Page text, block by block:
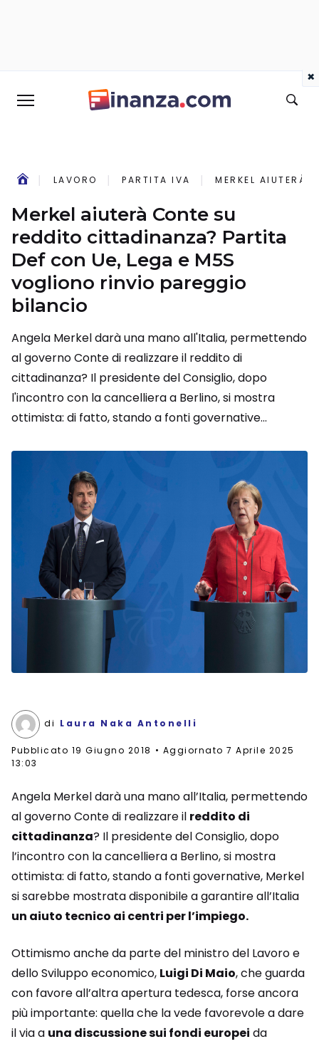
LAVORO PARTITA IVA MERKEL AIUTERÀ
Merkel aiuterà Conte su
reddito cittadinanza? Partita
Def con Ue, Lega e M5S
vogliono rinvio pareggio
bilancio
Angela Merkel darà una mano all'Italia, permettendo
al governo Conte di realizzare il reddito di
cittadinanza? Il presidente del Consiglio, dopo
l'incontro con la cancelliera a Berlino, si mostra
ottimista: di fatto, stando a fonti governative...
di Laura Naka Antonelli
Pubblicato 19 Giugno 2018
Aggiornato 7 Aprile 2025
13:03
Angela Merkel darà una mano all’Italia, permettendo
al governo Conte di realizzare il reddito di
cittadinanza? Il presidente del Consiglio, dopo
l’incontro con la cancelliera a Berlino, si mostra
ottimista: di fatto, stando a fonti governative, Merkel
si sarebbe mostrata disponibile a garantire all’Italia
un aiuto tecnico ai centri per l’impiego.
Ottimismo anche da parte del ministro del Lavoro e
dello Sviluppo economico, Luigi Di Maio, che guarda
con favore all’altra apertura tedesca, forse ancora
più importante: quella che la vede favorevole a dare
il via a una discussione sui fondi europei da
×